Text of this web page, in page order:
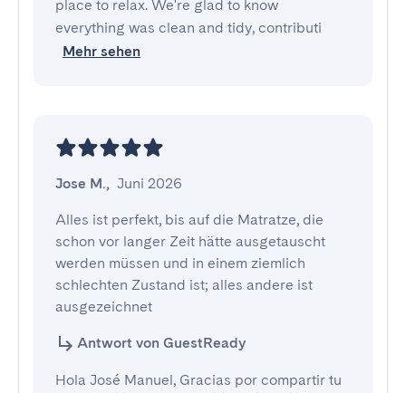
place to relax. We're glad to know
everything was clean and tidy, contributi
Mehr sehen
Jose M., Juni 2026
Alles ist perfekt, bis auf die Matratze, die
schon vor langer Zeit hätte ausgetauscht
werden müssen und in einem ziemlich
schlechten Zustand ist; alles andere ist
ausgezeichnet
Antwort von GuestReady
Hola José Manuel, Gracias por compartir tu